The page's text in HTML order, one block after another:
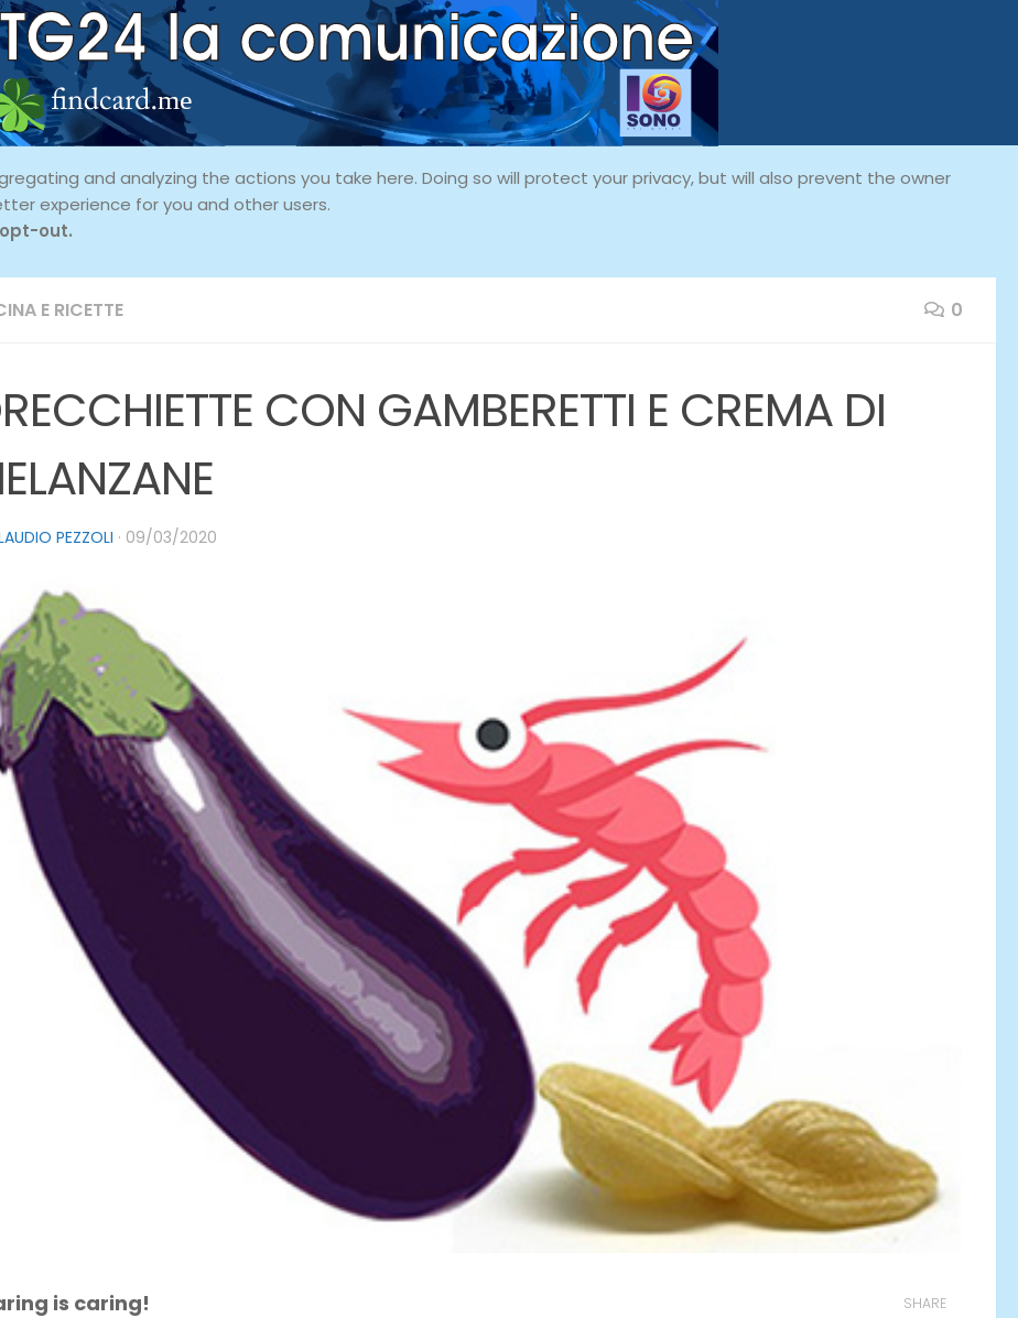
and analyzing the actions you take here. Doing so will protect your privacy, but will also prevent the owner
experience for you and other users.
out.
E RICETTE 0
CON GAMBERETTI E CREMA DI
PEZZOLI · 09/03/2020
is caring! SHARE